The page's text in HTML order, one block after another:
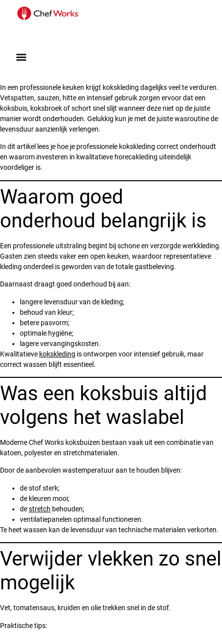
In een professionele keuken krijgt kokskleding dagelijks veel te verduren.
Vetspatten, sauzen, hitte en intensief gebruik zorgen ervoor dat een
koksbuis, koksbroek of schort snel slijt wanneer deze niet op de juiste
manier wordt onderhouden. Gelukkig kun je met de juiste wasroutine de
levensduur aanzienlijk verlengen.
In dit artikel lees je hoe je professionele kokskleding correct onderhoudt
en waarom investeren in kwalitatieve horecakleding uiteindelijk
voordeliger is.
Waarom goed
onderhoud belangrijk is
Een professionele uitstraling begint bij schone en verzorgde werkkleding.
Gasten zien steeds vaker een open keuken, waardoor representatieve
kleding onderdeel is geworden van de totale gastbeleving.
Daarnaast draagt goed onderhoud bij aan:
langere levensduur van de kleding;
behoud van kleur;
betere pasvorm;
optimale hygiëne;
lagere vervangingskosten.
Kwalitatieve kokskleding is ontworpen voor intensief gebruik, maar
correct wassen blijft essentieel.
Was een koksbuis altijd
volgens het waslabel
Moderne Chef Works koksbuizen bestaan vaak uit een combinatie van
katoen, polyester en stretchmaterialen.
Door de aanbevolen wastemperatuur aan te houden blijven:
de stof sterk;
de kleuren mooi;
destretch behouden;
ventilatiepanelen optimaal functioneren.
Te heet wassen kan de levensduur van technische materialen verkorten.
Verwijder vlekken zo snel
mogelijk
Vet, tomatensaus, kruiden en olie trekken snel in de stof.
Praktische tips: